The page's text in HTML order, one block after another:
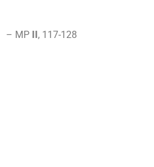
– MP II, 117-128